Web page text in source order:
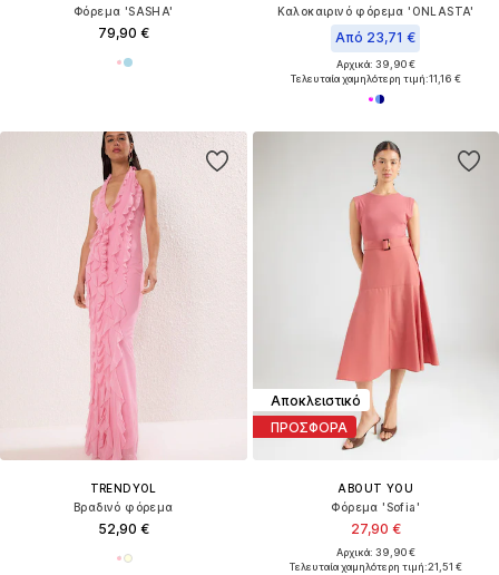
Φόρεμα 'SASHA'
79,90 €
Καλοκαιρινό φόρεμα 'ONLASTA'
Από 23,71 €
Αρχικά: 39,90 €
Τελευταία χαμηλότερη τιμή:11,16 €
TRENDYOL
Βραδινό φόρεμα
52,90 €
Αποκλειστικό
ΠΡΟΣΦΟΡΑ
ABOUT YOU
Φόρεμα 'Sofia'
27,90 €
Αρχικά: 39,90 €
Τελευταία χαμηλότερη τιμή:21,51 €